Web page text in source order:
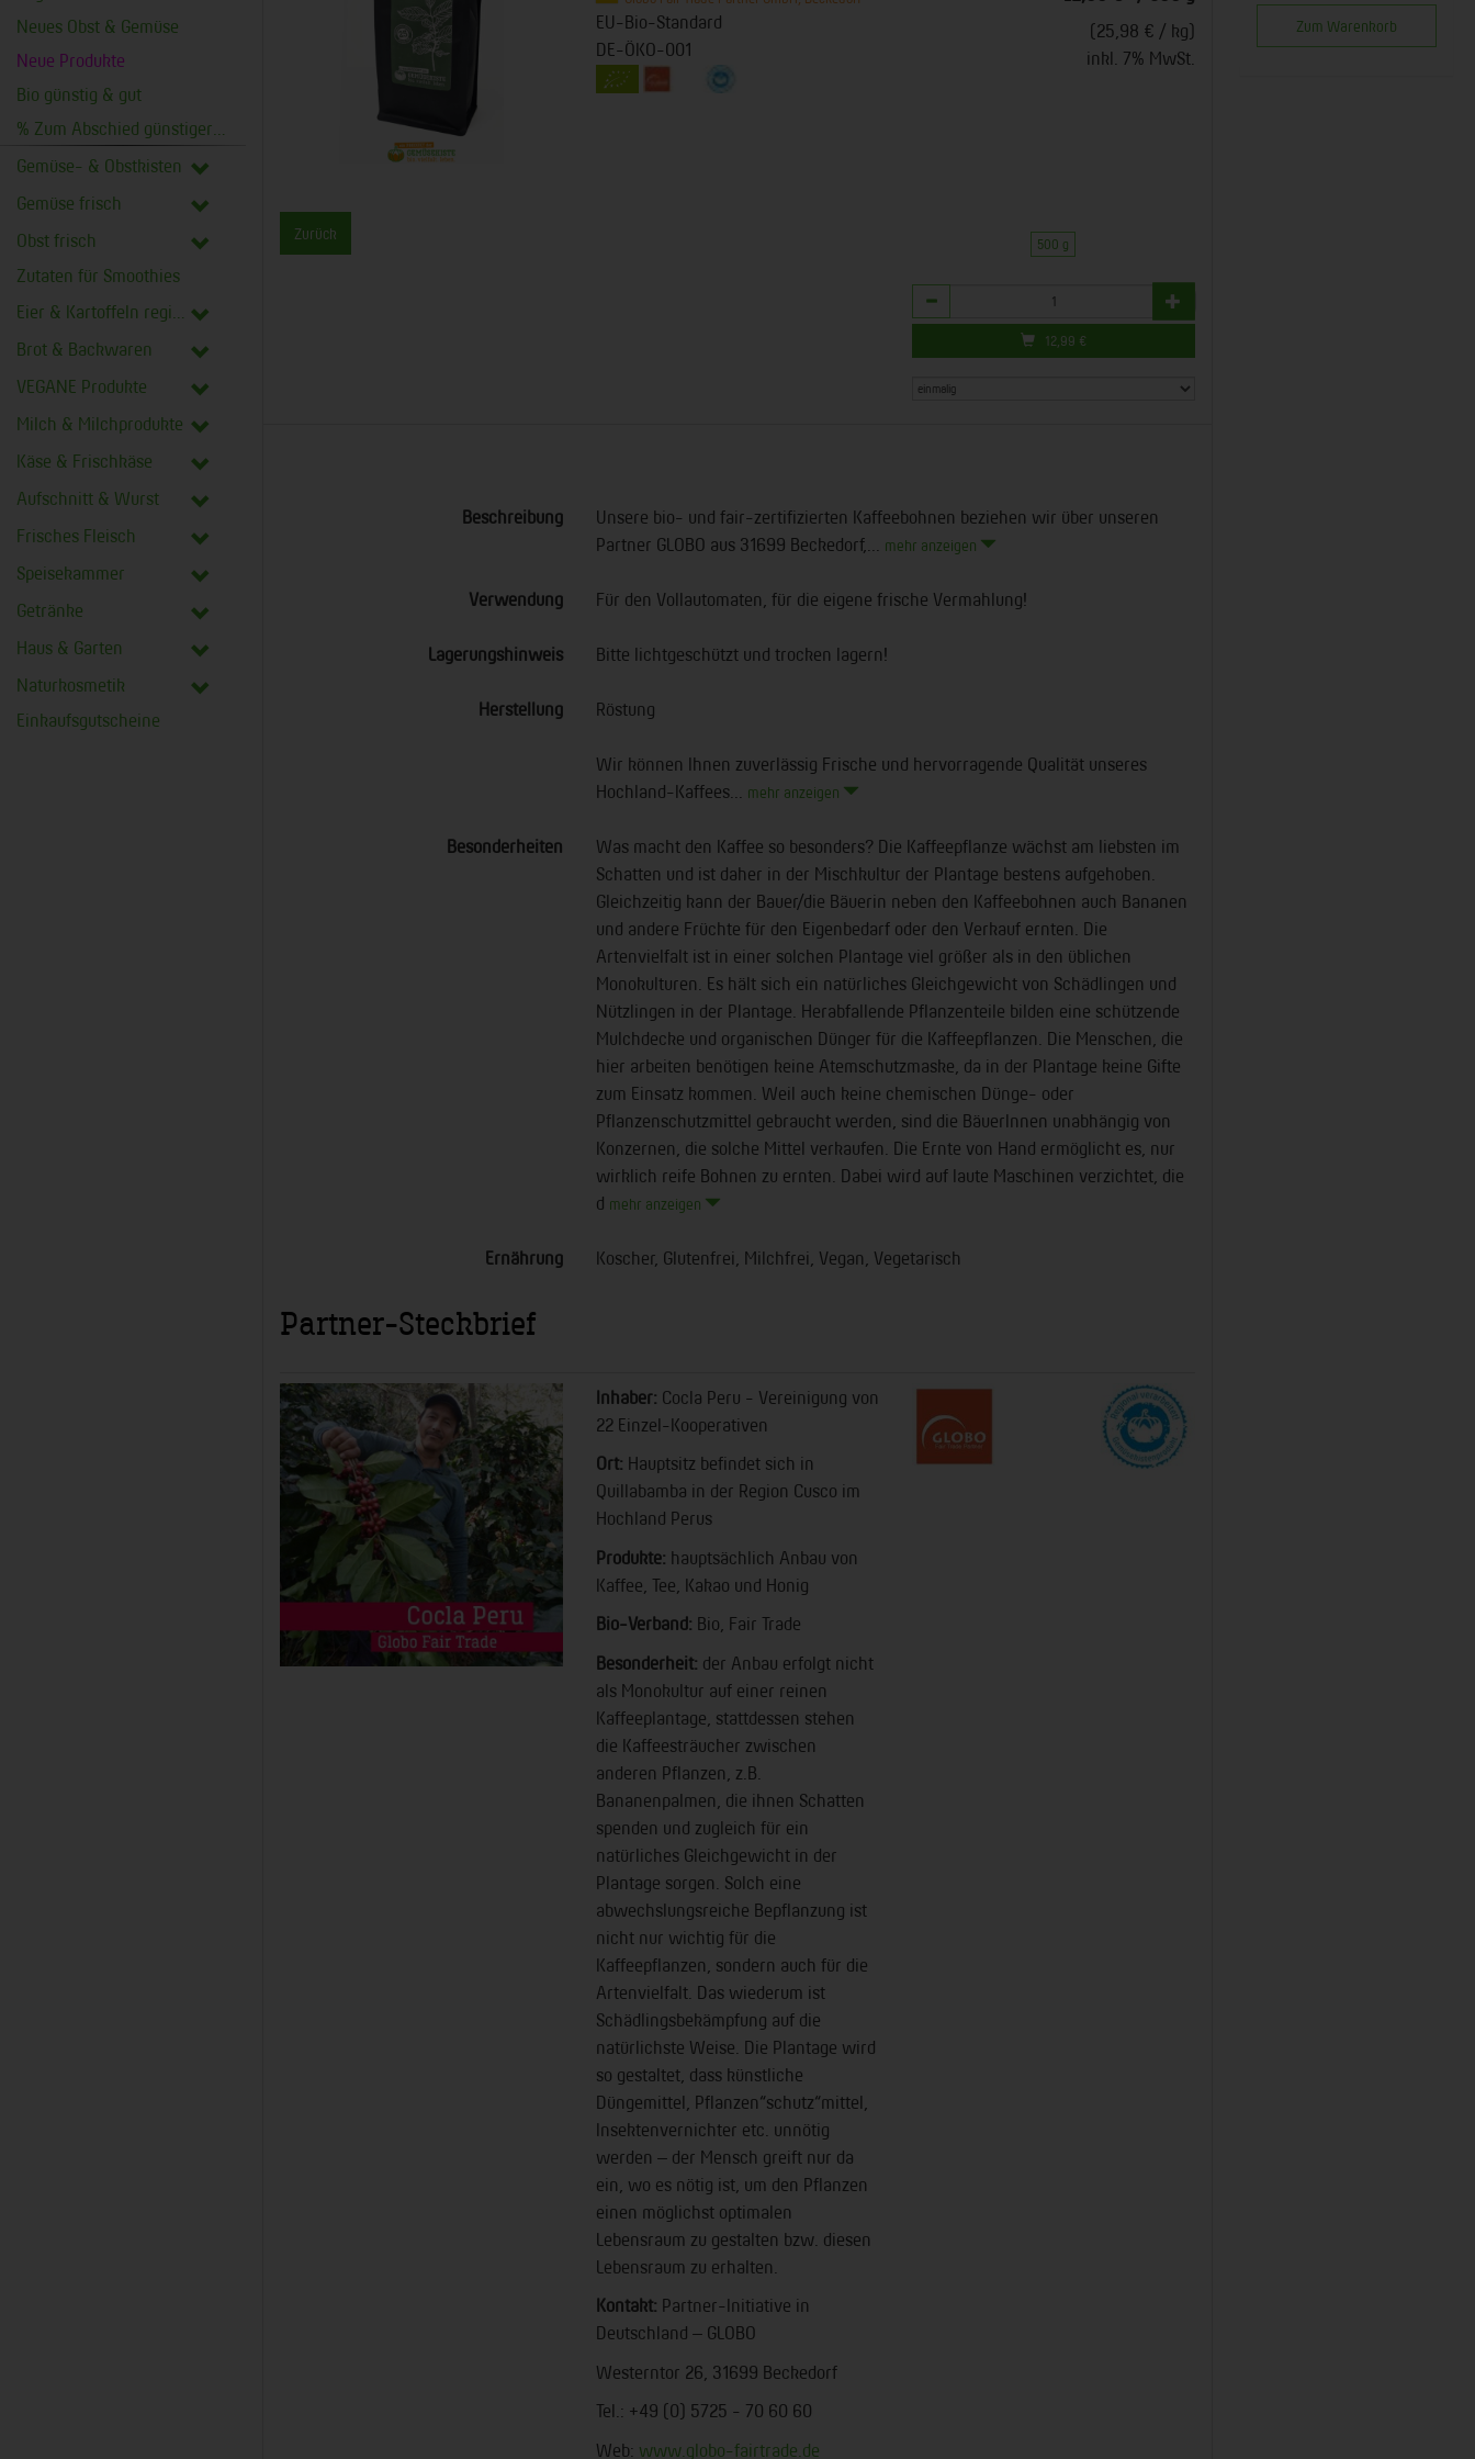
Neues Obst & Gemüse
Neue Produkte
Bio günstig & gut
Gemüse- & Obstkisten
Gemüse frisch
Obst frisch
Zutaten für Smoothies
Eier & Kartoffeln regional
Brot & Backwaren
VEGANE Produkte
Milch & Milchprodukte
Käse & Frischkäse
Aufschnitt & Wurst
Frisches Fleisch
Speisekammer
Getränke
Haus & Garten
Naturkosmetik
Einkaufsgutscheine
EU-Bio-Standard
DE-ÖKO-001
(25,98 € / kg)
inkl. 7% MwSt.
Zurück
500 g
Anzahl
12,99 €
Beschreibung
Unsere bio- und fair-zertifizierten Kaffeebohnen beziehen wir über unseren
Partner GLOBO aus 31699 Beckedorf,...
mehr anzeigen
Verwendung Für den Vollautomaten, für die eigene frische Vermahlung!
Lagerungshinweis Bitte lichtgeschützt und trocken lagern!
Herstellung Röstung
Wir können Ihnen zuverlässig Frische und hervorragende Qualität unseres
Hochland-Kaffees...
mehr anzeigen
Besonderheiten
Was macht den Kaffee so besonders? Die Kaffeepflanze wächst am liebsten im
Schatten und ist daher in der Mischkultur der Plantage bestens aufgehoben.
Gleichzeitig kann der Bauer/die Bäuerin neben den Kaffeebohnen auch Bananen
und andere Früchte für den Eigenbedarf oder den Verkauf ernten. Die
Artenvielfalt ist in einer solchen Plantage viel größer als in den üblichen
Monokulturen. Es hält sich ein natürliches Gleichgewicht von Schädlingen und
Nützlingen in der Plantage. Herabfallende Pflanzenteile bilden eine schützende
Mulchdecke und organischen Dünger für die Kaffeepflanzen. Die Menschen, die
hier arbeiten benötigen keine Atemschutzmaske, da in der Plantage keine Gifte
zum Einsatz kommen. Weil auch keine chemischen Dünge- oder
Pflanzenschutzmittel gebraucht werden, sind die BäuerInnen unabhängig von
Konzernen, die solche Mittel verkaufen. Die Ernte von Hand ermöglicht es, nur
wirklich reife Bohnen zu ernten. Dabei wird auf laute Maschinen verzichtet, die
d mehr anzeigen
Ernährung Koscher, Glutenfrei, Milchfrei, Vegan, Vegetarisch
Partner-Steckbrief
Inhaber: Cocla Peru - Vereinigung von
22 Einzel-Kooperativen
Ort: Hauptsitz befindet sich in
Quillabamba in der Region Cusco im
Hochland Perus
Produkte: hauptsächlich Anbau von
Kaffee, Tee, Kakao und Honig
Bio-Verband: Bio, Fair Trade
Besonderheit: der Anbau erfolgt nicht
als Monokultur auf einer reinen
Kaffeeplantage, stattdessen stehen
die Kaffeesträucher zwischen
anderen Pflanzen, z.B.
Bananenpalmen, die ihnen Schatten
spenden und zugleich für ein
natürliches Gleichgewicht in der
Plantage sorgen. Solch eine
abwechslungsreiche Bepflanzung ist
nicht nur wichtig für die
Kaffeepflanzen, sondern auch für die
Artenvielfalt. Das wiederum ist
Schädlingsbekämpfung auf die
natürlichste Weise. Die Plantage wird
so gestaltet, dass künstliche
Düngemittel, Pflanzen“schutz“mittel,
Insektenvernichter etc. unnötig
werden – der Mensch greift nur da
ein, wo es nötig ist, um den Pflanzen
einen möglichst optimalen
Lebensraum zu gestalten bzw. diesen
Lebensraum zu erhalten.
Kontakt: Partner-Initiative in
Deutschland – GLOBO
Westerntor 26, 31699 Beckedorf
Tel.: +49 (0) 5725 - 70 60 60
Web: www.globo-fairtrade.de
Zum Warenkorb